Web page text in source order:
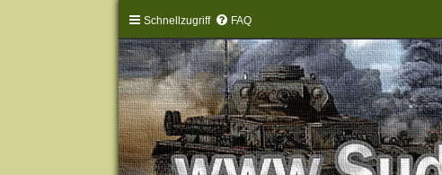
Schnellzugriff FAQ